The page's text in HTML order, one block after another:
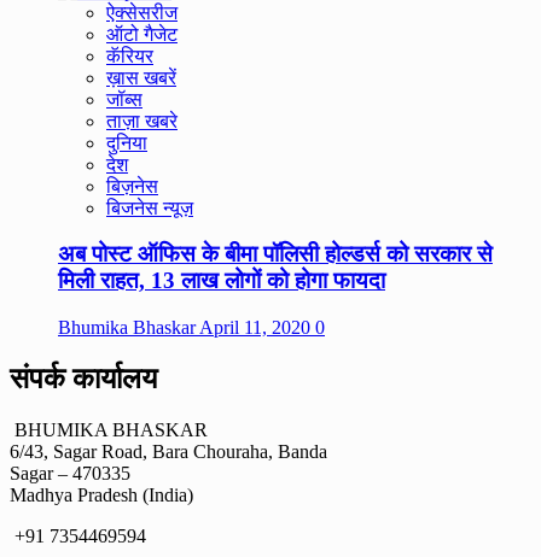
ऐक्सेसरीज
ऑटो गैजेट
कॅरियर
ख़ास खबरें
जॉब्स
ताज़ा खबरे
दुनिया
देश
बिज़नेस
बिजनेस न्यूज़
अब पोस्ट ऑफिस के बीमा पॉलिसी होल्डर्स को सरकार से
मिली राहत, 13 लाख लोगों को होगा फायदा
Bhumika BhaskarApril 11, 2020 0
संपर्क कार्यालय
BHUMIKA BHASKAR
6/43, Sagar Road, Bara Chouraha, Banda
Sagar – 470335
Madhya Pradesh (India)
+91 7354469594